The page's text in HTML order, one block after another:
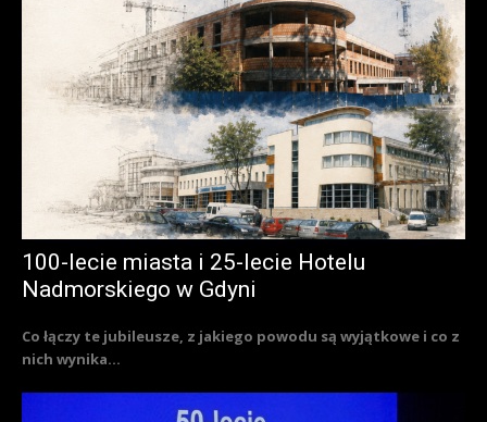
100-lecie miasta i 25-lecie Hotelu
Nadmorskiego w Gdyni
Co łączy te jubileusze, z jakiego powodu są wyjątkowe i co z
nich wynika...